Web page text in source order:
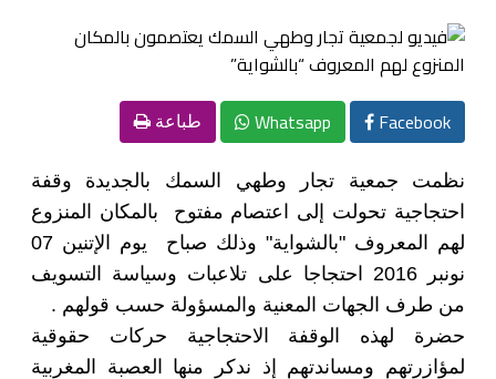
Facebook
Whatsapp طباعة
نظمت جمعية تجار وطهي السمك بالجديدة وقفة
احتجاجية تحولت إلى اعتصام مفتوح بالمكان المنزوع
لهم المعروف "بالشواية" وذلك صباح يوم الإتنين 07
نونبر 2016 احتجاجا على تلاعبات وسياسة التسويف
من طرف الجهات المعنية والمسؤولة حسب قولهم .
حضرة لهذه الوقفة الاحتجاجية حركات حقوقية
لمؤازرتهم ومساندتهم إذ ندكر منها العصبة المغربية